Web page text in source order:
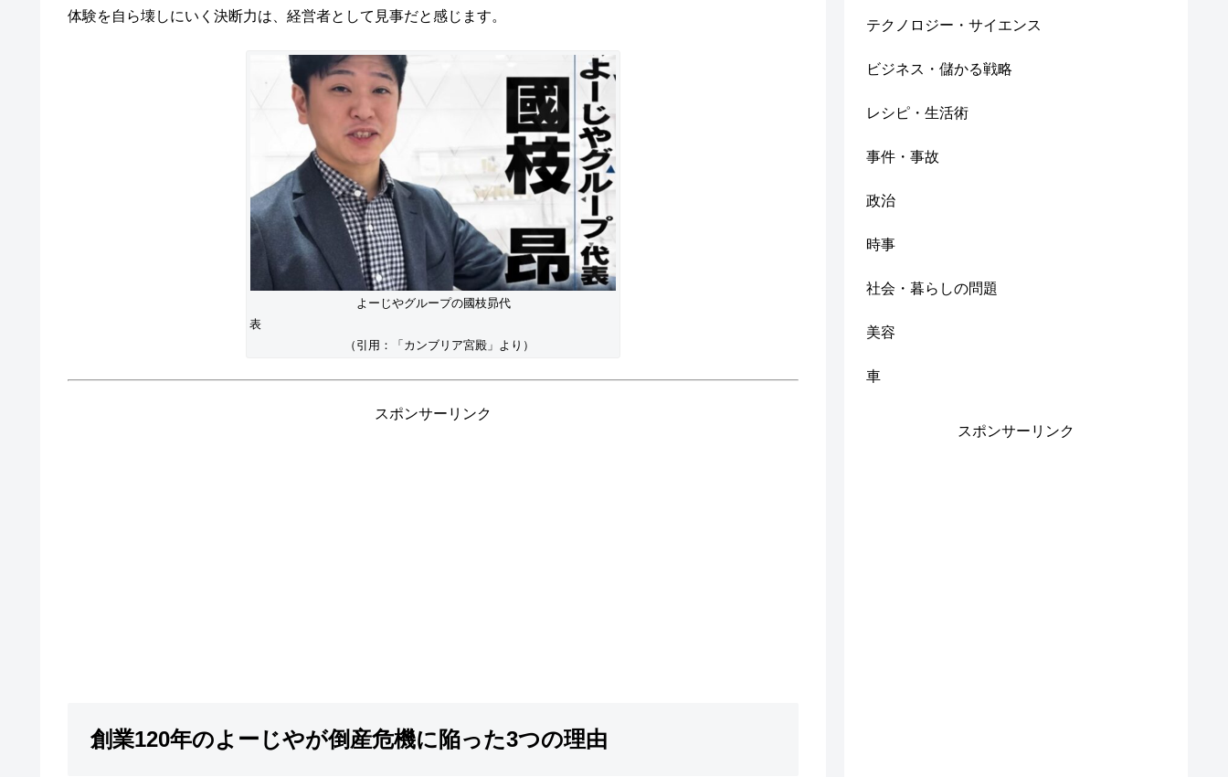
体験を自ら壊しにいく決断力は、経営者として見事だと感じます。
よーじやグループの國枝昴代
表
（引用：「カンブリア宮殿」より）
スポンサーリンク
創業120年のよーじやが倒産危機に陥った3つの理由
テクノロジー・サイエンス
ビジネス・儲かる戦略
レシピ・生活術
事件・事故
政治
時事
社会・暮らしの問題
美容
車
スポンサーリンク